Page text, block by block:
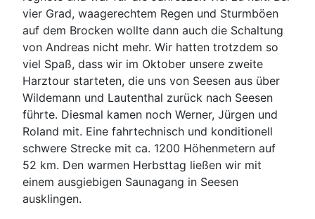
vier Grad, waagerechtem Regen und Sturmböen
auf dem Brocken wollte dann auch die Schaltung
von Andreas nicht mehr. Wir hatten trotzdem so
viel Spaß, dass wir im Oktober unsere zweite
Harztour starteten, die uns von Seesen aus über
Wildemann und Lautenthal zurück nach Seesen
führte. Diesmal kamen noch Werner, Jürgen und
Roland mit. Eine fahrtechnisch und konditionell
schwere Strecke mit ca. 1200 Höhenmetern auf
52 km. Den warmen Herbsttag ließen wir mit
einem ausgiebigen Saunagang in Seesen
ausklingen.